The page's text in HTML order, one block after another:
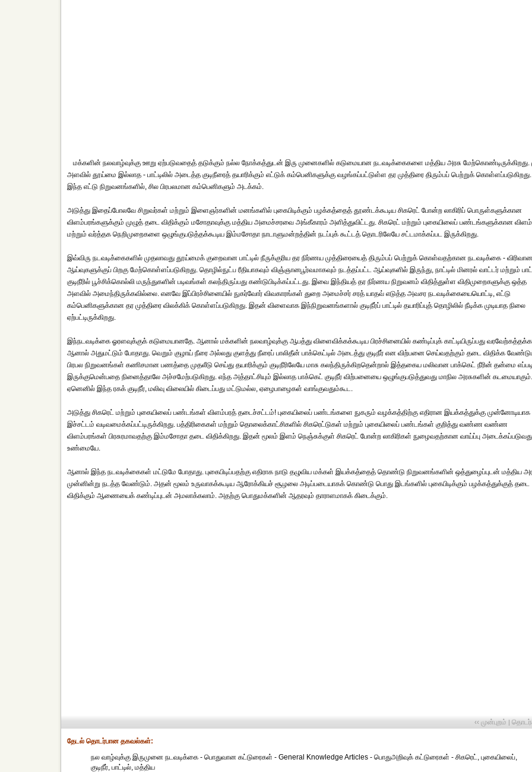
மக்களின் நலவாழ்வுக்கு ஊறு ஏற்படுவதைத் தடுக்கும் நல்ல நோக்கத்துடன் இரு முனைகளில் கடுமையான நடவடிக்கைகளை மத்திய அரசு மேற்கொண்டிருக்கிறது.
அளவில் தூய்மை இல்லாத - பாட்டிலில் அடைத்த குடிநீரைத் தயாரிக்கும் எட்டுக் கம்பெனிகளுக்கு வழங்கப்பட்டுள்ள தர முத்திரை திரும்பப் பெற்றுக் கொள்ளப்படுகிறது.
இந்த எட்டு நிறுவனங்களில், சில பிரபலமான கம்பெனிகளும் அடக்கம்.
அடுத்து இதைப்போலவே சிறுவர்கள் மற்றும் இளைஞர்களின் மனங்களில் புகைபிடிக்கும் பழக்கத்தைத் தூண்டக்கூடிய சிகரெட் போன்ற லாகிரிப் பொருள்களுக்கான
விளம்பரங்களுக்கும் முழுத் தடை விதிக்கும் மசோதாவுக்கு மத்திய அமைச்சரவை அங்கீகாரம் அளித்துவிட்டது. சிகரெட் மற்றும் புகையிலைப் பண்டங்களுக்கான
மற்றும் வர்த்தக நெறிமுறைகளை ஒழுங்குபடுத்தக்கூடிய இம்மசோதா நாடாளுமன்றத்தின் நடப்புக் கூட்டத் தொடரிலேயே சட்டமாக்கப்பட இருக்கிறது.
இவ்விரு நடவடிக்கைகளில் முதலாவது தூய்மைக் குறைவான பாட்டில் நீருக்குரிய தர நிர்ணய முத்திரையைத் திரும்பப் பெற்றுக் கொள்வதற்கான நடவடிக்கை - விரிவான
ஆய்வுகளுக்குப் பிறகு மேற்கொள்ளப்படுகிறது. தொழில்நுட்ப ரீதியாகவும் விஞ்ஞானபூர்வமாகவும் நடத்தப்பட்ட ஆய்வுகளில் இருந்து, நாட்டில் மினரல் வாட்டர் மற்றும்
குடிநீரில் பூச்சிக்கொல்லி மருந்துகளின் படிவங்கள் கலந்திருப்பது கண்டுபிடிக்கப்பட்டது. இவை இந்தியத் தர நிர்ணய நிறுவனம் விதித்துள்ள விதிமுறைகளுக்கு ஒத்த
அளவில் அமைந்திருக்கவில்லை. எனவே இப்பிரச்சினையில் நுகர்வோர் விவகாரங்கள் துறை அமைச்சர் சரத் யாதவ் எடுத்த அவசர நடவடிக்கையையொட்டி, எட்டு
கம்பெனிகளுக்கான தர முத்திரை விலக்கிக் கொள்ளப்படுகிறது. இதன் விளைவாக இந்நிறுவனங்களால் குடிநீர்ப் பாட்டில் தயாரிப்புத் தொழிலில் நீடிக்க முடியாத நிலை
ஏற்பட்டிருக்கிறது.
இந்நடவடிக்கை ஓரளவுக்குக் கடுமையானதே. ஆனால் மக்களின் நலவாழ்வுக்கு ஆபத்து விளைவிக்கக்கூடிய பிரச்சினையில் கண்டிப்புக் காட்டியிருப்பது
ஆனால் அதுமட்டும் போதாது. வெறும் குழாய் நீரை அல்லது குளத்து நீரைப் பாலிதீன் பாக்கெட்டில் அடைத்து குடிநீர் என விற்பனை செய்வதற்கும் தடை விதிக்க
பிரபல நிறுவனங்கள் கணிசமான பணத்தை முதலீடு செய்து தயாரிக்கும் குடிநீரிலேயே மாசு கலந்திருக்கிறதென்றால் இத்தகைய மலிவான பாக்கெட் நீரின் தன்மை
இருக்குமென்பதை நினைத்தாலே அச்சமேற்படுகிறது. எந்த அத்தாட்சியும் இல்லாத பாக்கெட் குடிநீர் விற்பனையை ஒழுங்குபடுத்துவது மாநில அரசுகளின் கடமையாகும்.
ஏனெனில் இந்த ரகக் குடிநீர், மலிவு விலையில் கிடைப்பது மட்டுமல்ல, ஏழைபாழைகள் வாங்குவதும்கூட.
அடுத்து சிகரெட் மற்றும் புகையிலைப் பண்டங்கள் விளம்பரத் தடைச்சட்டம்! புகையிலைப் பண்டங்களை நுகரும் வழக்கத்திற்கு எதிரான இயக்கத்துக்கு முன்னோடியாக
இச்சட்டம் வடிவமைக்கப்பட்டிருக்கிறது. பத்திரிகைகள் மற்றும் தொலைக்காட்சிகளில் சிகரெட்டுகள் மற்றும் புகையிலைப் பண்டங்கள் குறித்து வண்ண வண்ண
விளம்பரங்கள் பிரசுரமாவதற்கு இம்மசோதா தடை விதிக்கிறது. இதன் மூலம் இளம் நெஞ்சுக்குள் சிகரெட் போன்ற லாகிரிகள் நுழைவதற்கான வாய்ப்பு அடைக்கப்படுவது
உண்மையே.
ஆனால் இந்த நடவடிக்கைகள் மட்டுமே போதாது. புகைபிடிப்பதற்கு எதிராக நாடு தழுவிய மக்கள் இயக்கத்தைத் தொண்டு நிறுவனங்களின் ஒத்துழைப்புடன் மத்திய
முன்னின்று நடத்த வேண்டும். அதன் மூலம் உருவாகக்கூடிய ஆரோக்கியச் சூழலை அடிப்படையாகக் கொண்டு பொது இடங்களில் புகைபிடிக்கும் பழக்கத்துக்குத் தடை
விதிக்கும் ஆணையைக் கண்டிப்புடன் அமலாக்கலாம். அதற்கு பொதுமக்களின் ஆதரவும் தாராளமாகக் கிடைக்கும்.
‹‹ முன்புறம் |
தேட‌ல் தொட‌ர்பான தகவ‌ல்க‌ள்:
நல வாழ்வுக்கு இருமுனை நடவடிக்கை - பொதுவான கட்டுரைகள் - General Knowledge Articles - பொதுஅறிவுக் கட்டுரைகள் - சிகரெட், புகையிலைப்,
குடிநீர், பாட்டில், மத்திய